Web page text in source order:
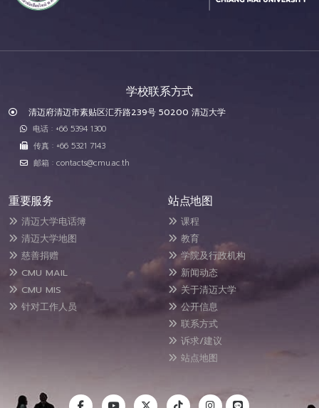
学校联系方式
清迈府清迈市素贴区汇乔路239号 50200 清迈大学
电话 : +66 5394 1300
传真 : +66 5321 7143
邮箱 : contacts@cmu.ac.th
重要服务
清迈大学电话簿
清迈大学地图
慈善捐赠
CMU MAIL
CMU MIS
针对工作人员
站点地图
课程
教育
学院及行政机构
新闻动态
关于清迈大学
公开信息
联系方式
诉求/建议
站点地图